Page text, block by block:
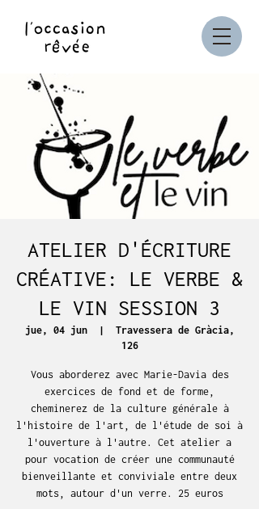
ATELIER D'ÉCRITURE
CRÉATIVE: LE VERBE &
LE VIN SESSION 3
jue, 04 jun
  |
Travessera de Gràcia,
126
Vous aborderez avec Marie-Davia des
exercices de fond et de forme,
cheminerez de la culture générale à
l'histoire de l'art, de l'étude de soi à
l'ouverture à l'autre. Cet atelier a
pour vocation de créer une communauté
bienveillante et conviviale entre deux
mots, autour d'un verre. 25 euros